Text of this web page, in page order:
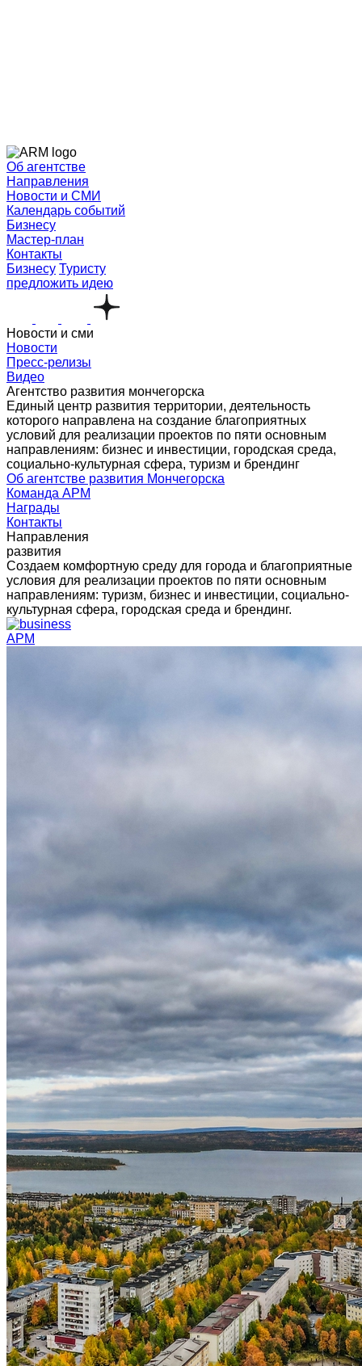
Об агентстве
Направления
Новости и СМИ
Календарь событий
Бизнесу
Мастер-план
Контакты
Бизнесу Туристу
предложить идею
Новости и сми
Новости
Пресс-релизы
Видео
Агентство развития мончегорска
Единый центр развития территории, деятельность
которого направлена на создание благоприятных
условий для реализации проектов по пяти основным
направлениям: бизнес и инвестиции, городская среда,
социально-культурная сфера, туризм и брендинг
Об агентстве развития Мончегорска
Команда АРМ
Награды
Контакты
Направления
развития
Создаем комфортную среду для города и благоприятные
условия для реализации проектов по пяти основным
направлениям: туризм, бизнес и инвестиции, социально-
культурная сфера, городская среда и брендинг.
АРМ